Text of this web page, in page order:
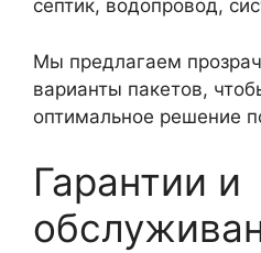
септик, водопровод,
Мы предлагаем
варианты пакетов,
оптимальное решение
Гарантии и